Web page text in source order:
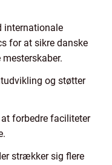
internationale
for at sikre danske
og støtter
forbedre faciliteter
strækker sig flere